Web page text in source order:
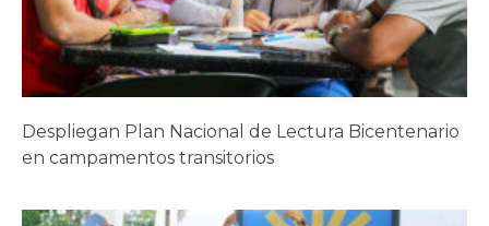
Despliegan Plan Nacional de Lectura Bicentenario
en campamentos transitorios